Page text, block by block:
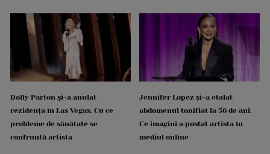
Dolly Parton și-a anulat
rezidența în Las Vegas. Cu ce
probleme de sănătate se
confruntă artista
Jennifer Lopez și-a etalat
abdomenul tonifiat la 56 de ani.
Ce imagini a postat artista în
mediul online